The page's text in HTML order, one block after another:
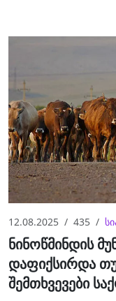
12.08.2025 435
ნინოწმინდის
დაფიქსირდა
შემთხვევები